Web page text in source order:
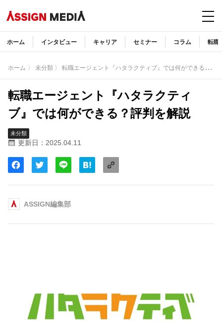
ホーム インタビュー キャリア セミナー コラム 転職
ホーム 〉 未分類 〉
転職エージェント『ハタラクティブ』では何ができる？評判を解説
転職エージェント『ハタラクティ
ブ』では何ができる？評判を解説
未分類
更新日：2025.04.11
ASSIGN編集部